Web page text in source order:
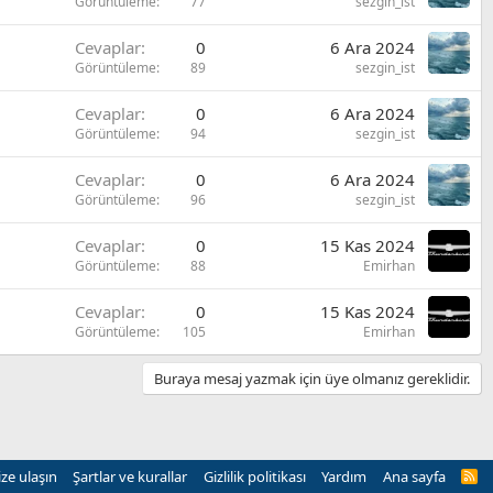
Cevaplar 0
Görüntüleme 89
6 Ara 2024
sezgin_ist
Cevaplar 0
Görüntüleme 94
6 Ara 2024
sezgin_ist
Cevaplar 0
Görüntüleme 96
6 Ara 2024
sezgin_ist
Cevaplar 0
Görüntüleme 88
15 Kas 2024
Emirhan
Cevaplar 0
Görüntüleme 105
15 Kas 2024
Emirhan
Buraya mesaj yazmak için üye olmanız gereklidir.
ulaşın Şartlar ve kurallar Gizlilik politikası Yardım Ana sayfa
R